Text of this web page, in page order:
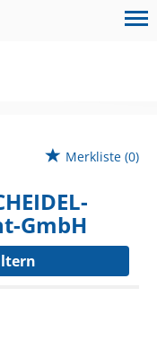
Merkliste (0)
GmbH